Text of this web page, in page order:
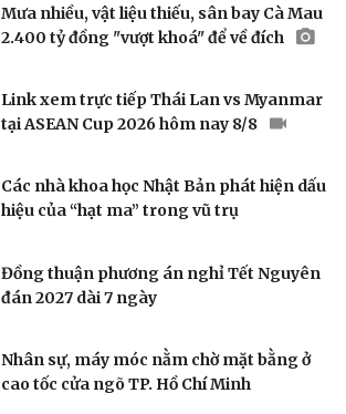
Mưa nhiều, vật liệu thiếu, sân bay Cà Mau
2.400 tỷ đồng "vượt khoá" để về đích
Link xem trực tiếp Thái Lan vs Myanmar
tại ASEAN Cup 2026 hôm nay 8/8
Các nhà khoa học Nhật Bản phát hiện dấu
hiệu của “hạt ma” trong vũ trụ
Đồng thuận phương án nghỉ Tết Nguyên
đán 2027 dài 7 ngày
Nhân sự, máy móc nằm chờ mặt bằng ở
cao tốc cửa ngõ TP. Hồ Chí Minh